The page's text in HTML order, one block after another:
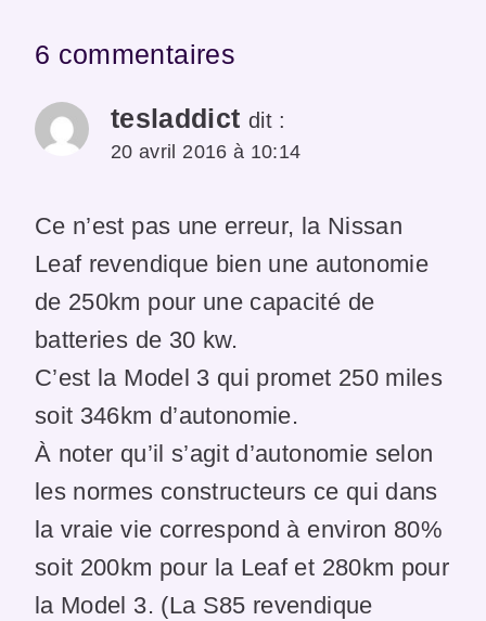
6 commentaires
tesladdict dit :
20 avril 2016 à 10:14
Ce n’est pas une erreur, la Nissan
Leaf revendique bien une autonomie
de 250km pour une capacité de
batteries de 30 kw.
C’est la Model 3 qui promet 250 miles
soit 346km d’autonomie.
À noter qu’il s’agit d’autonomie selon
les normes constructeurs ce qui dans
la vraie vie correspond à environ 80%
soit 200km pour la Leaf et 280km pour
la Model 3. (La S85 revendique